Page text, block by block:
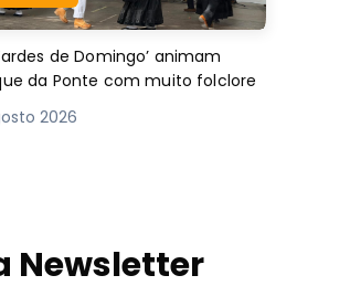
de Domingo’ animam
da Ponte com muito folclore
2026
Newsletter